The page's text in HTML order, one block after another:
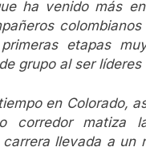
ha venido más
etapas
grupo al ser
en Colorado,
corredor matiza
llevada a un